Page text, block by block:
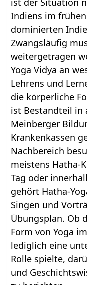
ist der Situation
Indiens im
dominierten
Zwangsläufig
weitergetragen
Yoga Vidya an
Lehrens und
die körperliche
ist Bestandteil in
Meinberger
Krankenkassen
Nachbereich
meistens Hatha-
Tag oder
gehört Hatha-
Singen und
Übungsplan. Ob
Form von Yoga
lediglich eine
Rolle spielte,
und